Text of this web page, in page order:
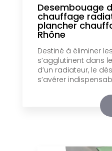
Desembouage
chauffage
plancher
Rhône
Destiné à éliminer
s’agglutinent dans
d’un radiateur, le
s’avérer